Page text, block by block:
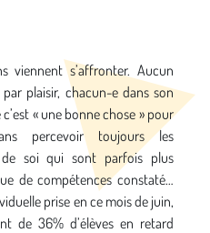
viennent s’affronter. Aucun
plaisir, chacun-e dans son
« une bonne chose » pour
percevoir toujours les
de soi qui sont parfois plus
de compétences constaté…
prise en ce mois de juin,
de 36% d’élèves en retard